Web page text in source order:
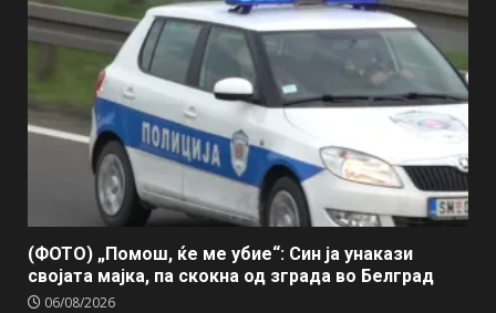
(ФОТО) „Помош, ќе ме убие“: Син ја унакази
својата мајка, па скокна од зграда во Белград
06/08/2026